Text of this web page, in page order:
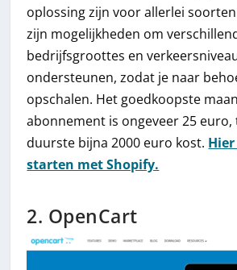
oplossing zijn voor allerlei
zijn mogelijkheden om
bedrijfsgroottes en
ondersteunen, zodat je naar
opschalen. Het goedkoopste
abonnement is ongeveer 25
duurste bijna 2000 euro kost.
starten met Shopify.
2. OpenCart